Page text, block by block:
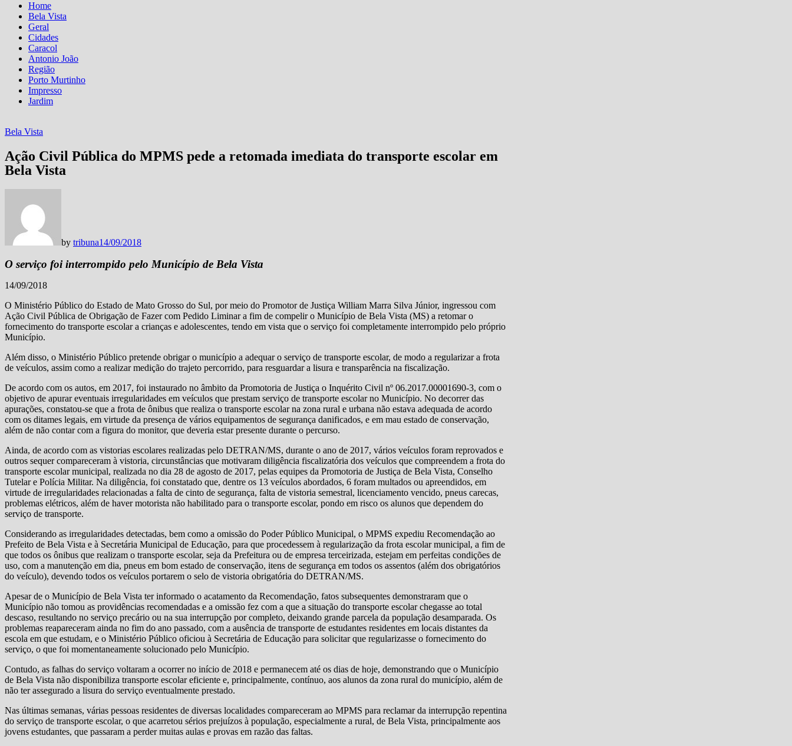
Home
Bela Vista
Geral
Cidades
Caracol
Antonio João
Região
Porto Murtinho
Impresso
Jardim
Bela Vista
Ação Civil Pública do MPMS pede a retomada imediata do transporte escolar em
Bela Vista
by tribuna14/09/2018
O serviço foi interrompido pelo Município de Bela Vista
14/09/2018
O Ministério Público do Estado de Mato Grosso do Sul, por meio do Promotor de Justiça William Marra Silva Júnior, ingressou com
Ação Civil Pública de Obrigação de Fazer com Pedido Liminar a fim de compelir o Município de Bela Vista (MS) a retomar o
fornecimento do transporte escolar a crianças e adolescentes, tendo em vista que o serviço foi completamente interrompido pelo próprio
Município.
Além disso, o Ministério Público pretende obrigar o município a adequar o serviço de transporte escolar, de modo a regularizar a frota
de veículos, assim como a realizar medição do trajeto percorrido, para resguardar a lisura e transparência na fiscalização.
De acordo com os autos, em 2017, foi instaurado no âmbito da Promotoria de Justiça o Inquérito Civil nº 06.2017.00001690-3, com o
objetivo de apurar eventuais irregularidades em veículos que prestam serviço de transporte escolar no Município. No decorrer das
apurações, constatou-se que a frota de ônibus que realiza o transporte escolar na zona rural e urbana não estava adequada de acordo
com os ditames legais, em virtude da presença de vários equipamentos de segurança danificados, e em mau estado de conservação,
além de não contar com a figura do monitor, que deveria estar presente durante o percurso.
Ainda, de acordo com as vistorias escolares realizadas pelo DETRAN/MS, durante o ano de 2017, vários veículos foram reprovados e
outros sequer compareceram à vistoria, circunstâncias que motivaram diligência fiscalizatória dos veículos que compreendem a frota do
transporte escolar municipal, realizada no dia 28 de agosto de 2017, pelas equipes da Promotoria de Justiça de Bela Vista, Conselho
Tutelar e Polícia Militar. Na diligência, foi constatado que, dentre os 13 veículos abordados, 6 foram multados ou apreendidos, em
virtude de irregularidades relacionadas a falta de cinto de segurança, falta de vistoria semestral, licenciamento vencido, pneus carecas,
problemas elétricos, além de haver motorista não habilitado para o transporte escolar, pondo em risco os alunos que dependem do
serviço de transporte.
Considerando as irregularidades detectadas, bem como a omissão do Poder Público Municipal, o MPMS expediu Recomendação ao
Prefeito de Bela Vista e à Secretária Municipal de Educação, para que procedessem à regularização da frota escolar municipal, a fim de
que todos os ônibus que realizam o transporte escolar, seja da Prefeitura ou de empresa terceirizada, estejam em perfeitas condições de
uso, com a manutenção em dia, pneus em bom estado de conservação, itens de segurança em todos os assentos (além dos obrigatórios
do veículo), devendo todos os veículos portarem o selo de vistoria obrigatória do DETRAN/MS.
Apesar de o Município de Bela Vista ter informado o acatamento da Recomendação, fatos subsequentes demonstraram que o
Município não tomou as providências recomendadas e a omissão fez com a que a situação do transporte escolar chegasse ao total
descaso, resultando no serviço precário ou na sua interrupção por completo, deixando grande parcela da população desamparada. Os
problemas reapareceram ainda no fim do ano passado, com a ausência de transporte de estudantes residentes em locais distantes da
escola em que estudam, e o Ministério Público oficiou à Secretária de Educação para solicitar que regularizasse o fornecimento do
serviço, o que foi momentaneamente solucionado pelo Município.
Contudo, as falhas do serviço voltaram a ocorrer no início de 2018 e permanecem até os dias de hoje, demonstrando que o Município
de Bela Vista não disponibiliza transporte escolar eficiente e, principalmente, contínuo, aos alunos da zona rural do município, além de
não ter assegurado a lisura do serviço eventualmente prestado.
Nas últimas semanas, várias pessoas residentes de diversas localidades compareceram ao MPMS para reclamar da interrupção repentina
do serviço de transporte escolar, o que acarretou sérios prejuízos à população, especialmente a rural, de Bela Vista, principalmente aos
jovens estudantes, que passaram a perder muitas aulas e provas em razão das faltas.